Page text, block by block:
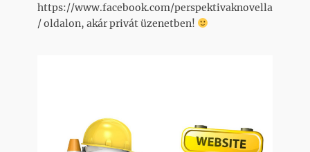
https://www.facebook.com/perspektivaknovella
/ oldalon, akár privát üzenetben!